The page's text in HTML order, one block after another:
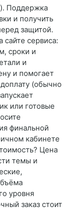
Поддержка
и получить
защитой.
сайте сервиса:
сроки и
и
и помогает
(обычно
или готовые
финальной
кабинете
Цена
темы и
уровня
заказ стоит